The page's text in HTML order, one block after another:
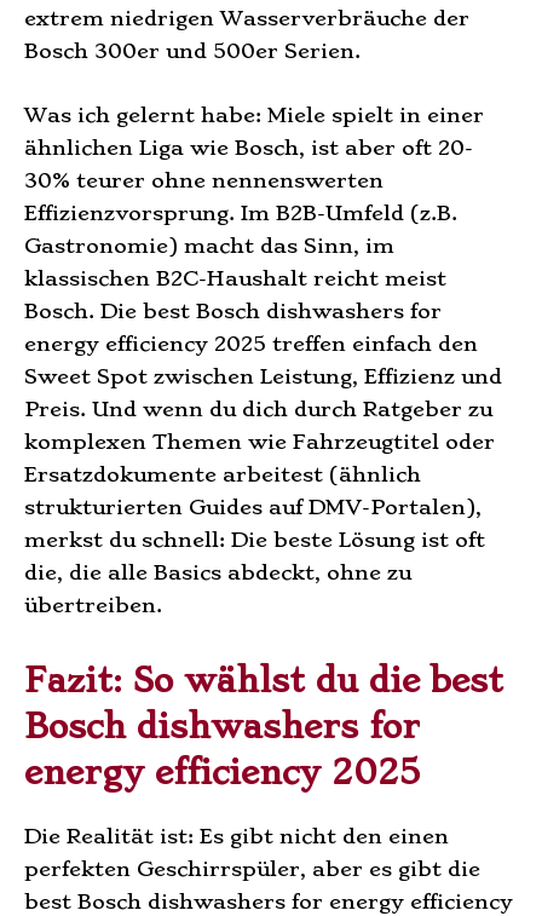
extrem niedrigen Wasserverbräuche der
Bosch 300er und 500er Serien.
Was ich gelernt habe: Miele spielt in einer
ähnlichen Liga wie Bosch, ist aber oft 20-
30% teurer ohne nennenswerten
Effizienzvorsprung. Im B2B-Umfeld (z.B.
Gastronomie) macht das Sinn, im
klassischen B2C-Haushalt reicht meist
Bosch. Die best Bosch dishwashers for
energy efficiency 2025 treffen einfach den
Sweet Spot zwischen Leistung, Effizienz und
Preis. Und wenn du dich durch Ratgeber zu
komplexen Themen wie Fahrzeugtitel oder
Ersatzdokumente arbeitest (ähnlich
strukturierten Guides auf DMV-Portalen),
merkst du schnell: Die beste Lösung ist oft
die, die alle Basics abdeckt, ohne zu
übertreiben.
Fazit: So wählst du die best
Bosch dishwashers for
energy efficiency 2025
Die Realität ist: Es gibt nicht den einen
perfekten Geschirrspüler, aber es gibt die
best Bosch dishwashers for energy efficiency